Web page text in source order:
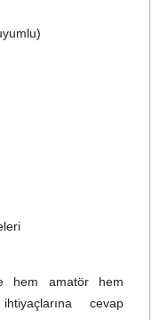
çekimleri
alıcı
çıkış